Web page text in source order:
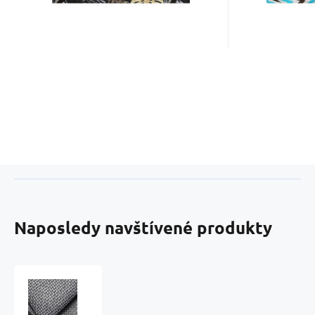
Naposledy navštívené produkty